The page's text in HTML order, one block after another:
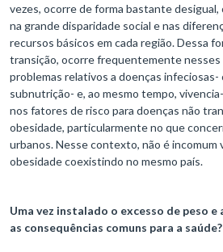
vezes, ocorre de forma bastante
na grande disparidade social e nas
recursos básicos em cada região. Dessa
transição, ocorre frequentemente nesses
problemas relativos a doenças infeciosas-
subnutrição- e, ao mesmo tempo,
nos fatores de risco para doenças não
obesidade, particularmente no que
urbanos. Nesse contexto, não é incomum
obesidade coexistindo no mesmo país.
Uma vez instalado o excesso de peso e
as consequências comuns para a saúde?